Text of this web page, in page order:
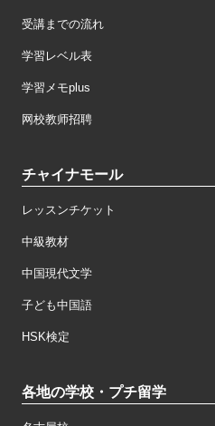
受講までの流れ
学習レベル表
学習メモplus
网校教师招聘
チャイナモール
レッスンチケット
中級教材
中国現代文学
子ども中国語
HSK検定
各地の学校・プチ留学